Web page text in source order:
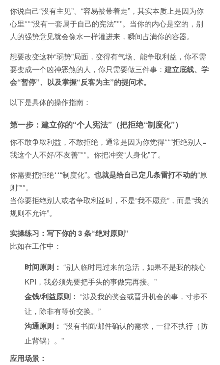
你说自己“没有主见”、“容易被带着走”，其实本质上是因为你
心里**“没有一套属于自己的宪法”**。当你的内心是空的，别
人的强势意见就会像水一样灌进来，瞬间占满你的容器。
想要改变这种“弱势”局面，变得有气场、能争取利益，你不需
要变成一个凶神恶煞的人，你只需要做三件事： 建立底线、学
会“暂停”、以及掌握“反客为主”的提问术。
以下是具体的操作指南：
第一步：建立你的“个人宪法”（把拒绝“制度化”）
你不敢争取利益，不敢拒绝，通常是因为你觉得**“拒绝别人=
我这个人不好/不友善”**。你把冲突“人身化”了。
你需要把拒绝**“制度化”。也就是给自己定几条雷打不动的“原
则”**。
当你要拒绝别人或者争取利益时，不是“我不愿意”，而是“我的
规则不允许”。
实操练习：写下你的 3 条“绝对原则”
比如在工作中：
时间原则： “别人临时甩过来的急活，如果不是我的核心
KPI，我必须先要把手头的事做完再接。”
金钱/利益原则： “涉及我的奖金或晋升机会的事，寸步不
让，除非有等价交换。”
沟通原则： “没有书面/邮件确认的需求，一律不执行（防
止背锅）。”
应用场景：